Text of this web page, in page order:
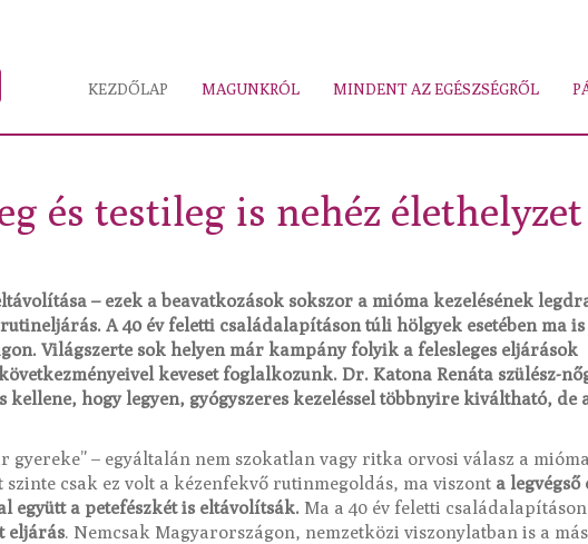
KEZDŐLAP MAGUNKRÓL MINDENT AZ EGÉSZSÉGRŐL
és testileg is nehéz élethelyzet
– ezek a beavatkozások sokszor a mióma kezelésének
A 40 év feletti családalapításon túli hölgyek esetében ma is
Világszerte sok helyen már kampány folyik a felesleges eljárások
keveset foglalkozunk. Dr. Katona Renáta szülész-
kellene, hogy legyen, gyógyszeres kezeléssel többnyire kiváltható, de
gyereke” ­­– egyáltalán nem szokatlan vagy ritka orvosi válasz a
szinte csak ez volt a kézenfekvő rutinmegoldás, ma viszont a legvégső
együtt a petefészkét is eltávolítsák. Ma a 40 év feletti
eljárás. Nemcsak Magyarországon, nemzetközi viszonylatban is a